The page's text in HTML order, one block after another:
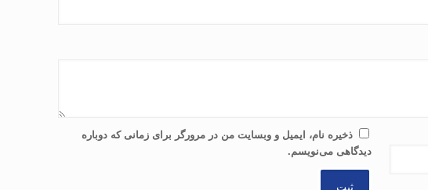
ذخیره نام، ایمیل و وبسایت من در مرورگر برای زمانی که دوباره
دیدگاهی می‌نویسم.